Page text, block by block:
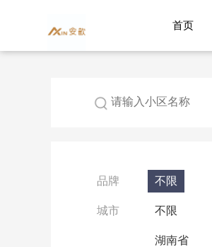
首页
品牌 不限
城市 不限
湖南省